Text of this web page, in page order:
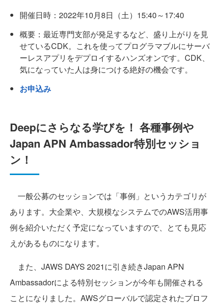
開催日時：2022年10月8日（土）15:40～17:40
概要：最近専門支部が発足するなど、盛り上がりを見
せているCDK。これを使ってプログラマブルにサーバ
ーレスアプリをデプロイするハンズオンです。CDK、
気になっていた人は身につける絶好の機会です。
お申込み
Deepにさらなる学びを！ 各種事例や
Japan APN Ambassador特別セッショ
ン！
一般公募のセッションでは「事例」というカテゴリが
あります。大企業や、大規模なシステムでのAWS活用事
例を紹介いただく予定になっていますので、とても見応
えがあるものになります。
また、JAWS DAYS 2021に引き続きJapan APN
Ambassadorによる特別セッションが今年も開催される
ことになりました。AWSグローバルで認定されたプロフ